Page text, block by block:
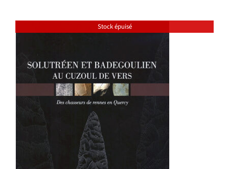
Stock épuisé